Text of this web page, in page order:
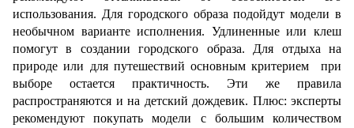
использования. Для городского образа подойдут модели в
необычном варианте исполнения. Удлиненные или клеш
помогут в создании городского образа. Для отдыха на
природе или для путешествий основным критерием  при
выборе остается практичность. Эти же правила
распространяются и на детский дождевик. Плюс: эксперты
рекомендуют покупать модели с большим количеством